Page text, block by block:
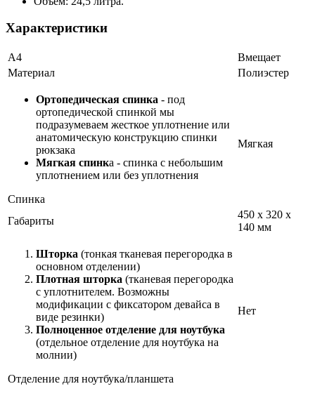
Характеристики
А4
Вмещает
Материал
Полиэстер
Ортопедическая спинка - под
ортопедической спинкой мы
подразумеваем жесткое уплотнение или
анатомическую конструкцию спинки
рюкзака
Мягкая спинка - спинка с небольшим
уплотнением или без уплотнения
Спинка
Мягкая
Габариты
450 x 320 x
140 мм
Шторка (тонкая тканевая перегородка в
основном отделении)
Плотная шторка (тканевая перегородка
с уплотнителем. Возможны
модификации с фиксатором девайса в
виде резинки)
Полноценное отделение для ноутбука
(отдельное отделение для ноутбука на
молнии)
Отделение для ноутбука/планшета
Нет